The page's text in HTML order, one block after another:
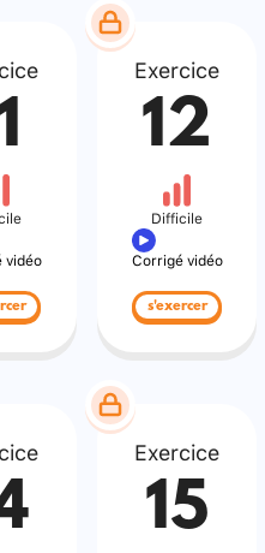
vidéo
Exercice
12
Difficile
Corrigé vidéo
s'exercer
Exercice
15